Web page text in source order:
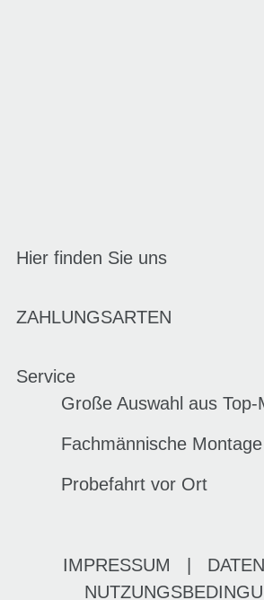
Hier finden Sie uns
ZAHLUNGSARTEN
Service
Große Auswahl aus Top-
Fachmännische Montage
Probefahrt vor Ort
IMPRESSUM